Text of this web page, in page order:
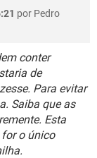
por Pedro
conter
de
Para evitar
Saiba que as
Esta
o único